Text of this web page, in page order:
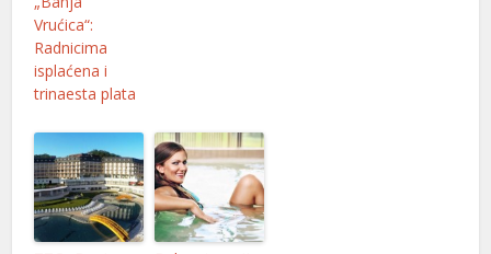
Vrućica“:
Radnicima
isplaćena i
trinaesta plata